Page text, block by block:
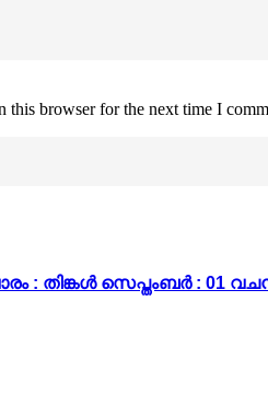
this browser for the next time I
: തിങ്കൾ സെപ്തംബർ : 01